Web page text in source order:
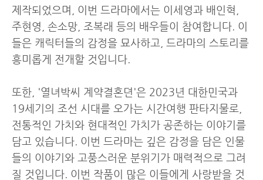
제작되었으며, 이번 드라마에서는 이세영과 배인혁,
주현영, 손소망, 조복래 등의 배우들이 참여합니다. 이
들은 캐릭터들의 감정을 묘사하고, 드라마의 스토리를
흥미롭게 전개할 것입니다.
또한, '열녀박씨 계약결혼뎐'은 2023년 대한민국과
19세기의 조선 시대를 오가는 시간여행 판타지물로,
전통적인 가치와 현대적인 가치가 공존하는 이야기를
담고 있습니다. 이번 드라마는 깊은 감정을 담은 인물
들의 이야기와 고풍스러운 분위기가 매력적으로 그려
질 것입니다. 이번 작품이 많은 이들에게 사랑받을 것